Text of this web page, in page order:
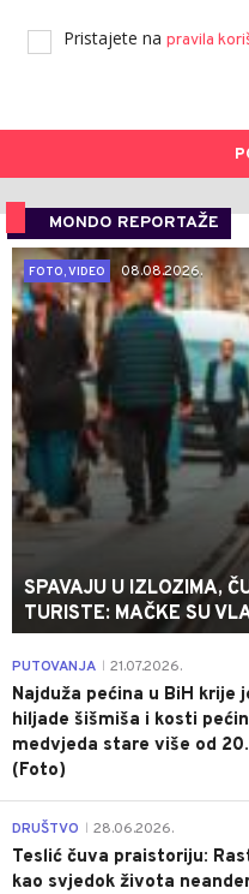
Pristajete na pravila
MONDO REPORTAŽE
FOTO, VIDEO
08.08.2026.
SPAVAJU U IZLOZIMA,
TURISTE: MAČKE SU
PUTOVANJA 21.07.2026.
Najduža pećina u BiH krije
hiljade šišmiša i kosti
medvjeda stare više od
(Foto)
DRUŠTVO 28.06.2026.
Teslić čuva praistoriju:
kao svjedok života